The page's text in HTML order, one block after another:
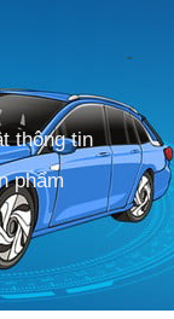
thông tin
phẩm